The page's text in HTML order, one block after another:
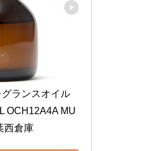
ランスオイル
OCH12A4A MU
西倉庫